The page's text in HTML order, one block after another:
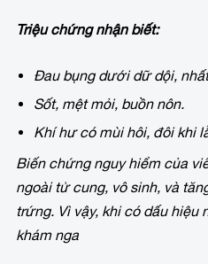
Triệu chứng nhận biết:
Đau bụng dưới dữ dội,
Sốt, mệt mỏi, buồn nôn.
Khí hư có mùi hôi, đôi khi
Biến chứng nguy hiểm của
ngoài tử cung, vô sinh, và
trứng. Vì vậy, khi có dấu hiệu
khám nga